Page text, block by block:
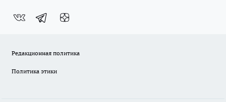
Редакционная политика
Политика этики